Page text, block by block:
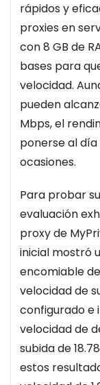
rápidos y
proxies en
con 8 GB de
bases para
velocidad.
pueden
Mbps, el
ponerse al
ocasiones.
Para probar
evaluación
proxy de
inicial mostró
encomiable
velocidad de
configurado e
velocidad de
subida de
estos